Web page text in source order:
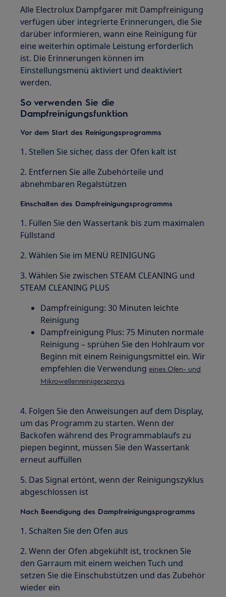
Alle Electrolux Dampfgarer mit Dampfreinigung
verfügen über integrierte Erinnerungen, die Sie
darüber informieren, wann eine Reinigung für
eine weiterhin optimale Leistung erforderlich
ist. Die Erinnerungen können im
Einstellungsmenü aktiviert und deaktiviert
werden.
So verwenden Sie die
Dampfreinigungsfunktion
Vor dem Start des Reinigungsprogramms
1. Stellen Sie sicher, dass der Ofen kalt ist
2. Entfernen Sie alle Zubehörteile und
abnehmbaren Regalstützen
Einschalten des Dampfreinigungsprogramms
1. Füllen Sie den Wassertank bis zum maximalen
Füllstand
2. Wählen Sie im MENÜ REINIGUNG
3. Wählen Sie zwischen STEAM CLEANING und
STEAM CLEANING PLUS
Dampfreinigung: 30 Minuten leichte
Reinigung
Dampfreinigung Plus: 75 Minuten normale
Reinigung – sprühen Sie den Hohlraum vor
Beginn mit einem Reinigungsmittel ein. Wir
empfehlen die Verwendungeines Ofen- und
Mikrowellenreinigersprays
4. Folgen Sie den Anweisungen auf dem Display,
um das Programm zu starten. Wenn der
Backofen während des Programmablaufs zu
piepen beginnt, müssen Sie den Wassertank
erneut auffüllen
5. Das Signal ertönt, wenn der Reinigungszyklus
abgeschlossen ist
Nach Beendigung des Dampfreinigungsprogramms
1. Schalten Sie den Ofen aus
2. Wenn der Ofen abgekühlt ist, trocknen Sie
den Garraum mit einem weichen Tuch und
setzen Sie die Einschubstützen und das Zubehör
wieder ein